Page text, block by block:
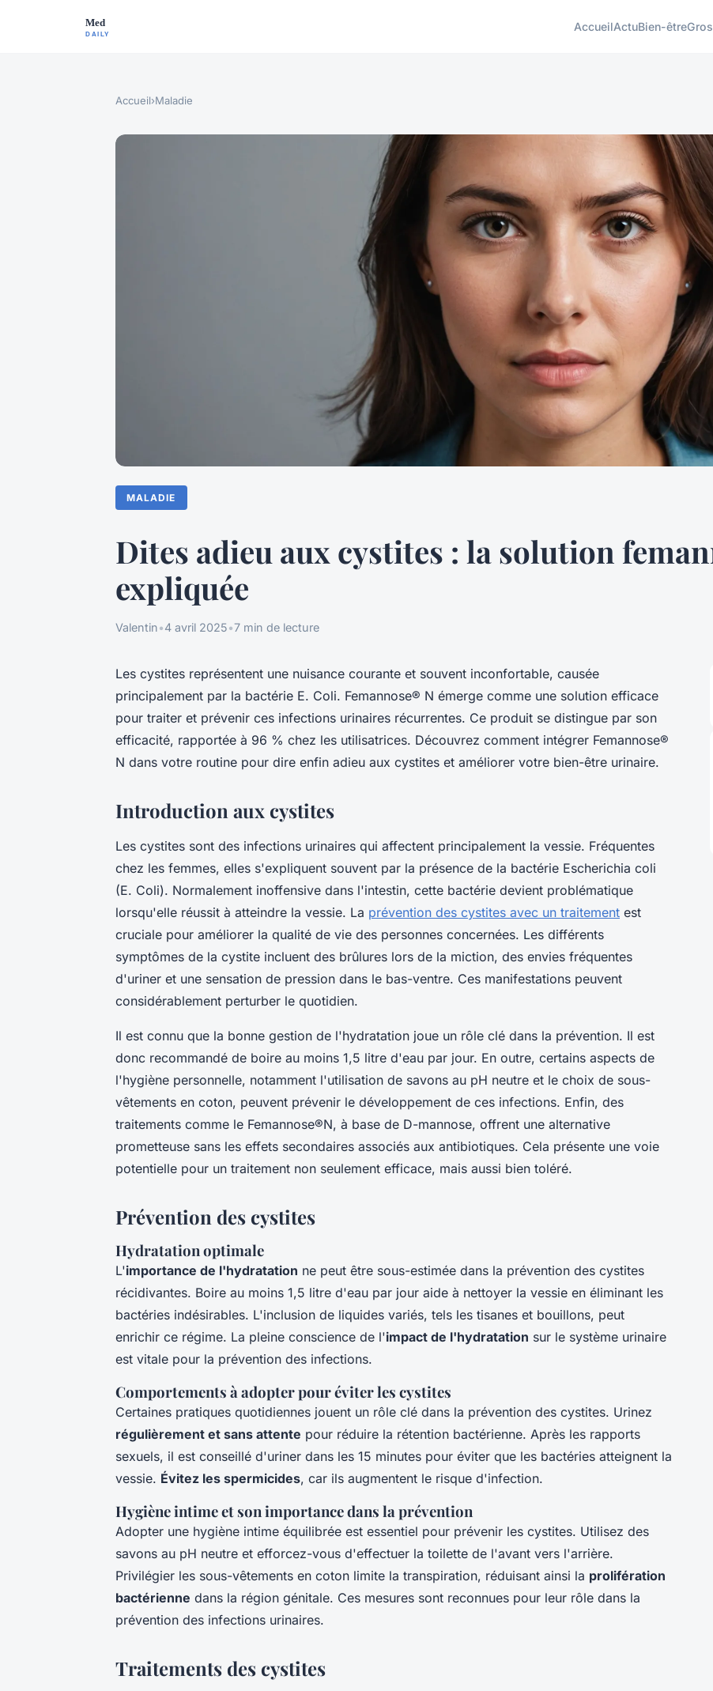
AccueilActuBien-être
Accueil›Maladie
MALADIE
Dites adieu aux cystites : la solution
expliquée
Valentin•4 avril 2025•7 min de lecture
Les cystites représentent une nuisance courante et souvent inconfortable, causée
principalement par la bactérie E. Coli. Femannose® N émerge comme une solution efficace
pour traiter et prévenir ces infections urinaires récurrentes. Ce produit se distingue par son
efficacité, rapportée à 96 % chez les utilisatrices. Découvrez comment intégrer Femannose®
N dans votre routine pour dire enfin adieu aux cystites et améliorer votre bien-être urinaire.
Introduction aux cystites
Les cystites sont des infections urinaires qui affectent principalement la vessie. Fréquentes
chez les femmes, elles s'expliquent souvent par la présence de la bactérie Escherichia coli
(E. Coli). Normalement inoffensive dans l'intestin, cette bactérie devient problématique
lorsqu'elle réussit à atteindre la vessie. La prévention des cystites avec un traitement est
cruciale pour améliorer la qualité de vie des personnes concernées. Les différents
symptômes de la cystite incluent des brûlures lors de la miction, des envies fréquentes
d'uriner et une sensation de pression dans le bas-ventre. Ces manifestations peuvent
considérablement perturber le quotidien.
Il est connu que la bonne gestion de l'hydratation joue un rôle clé dans la prévention. Il est
donc recommandé de boire au moins 1,5 litre d'eau par jour. En outre, certains aspects de
l'hygiène personnelle, notamment l'utilisation de savons au pH neutre et le choix de sous-
vêtements en coton, peuvent prévenir le développement de ces infections. Enfin, des
traitements comme le Femannose®N, à base de D-mannose, offrent une alternative
prometteuse sans les effets secondaires associés aux antibiotiques. Cela présente une voie
potentielle pour un traitement non seulement efficace, mais aussi bien toléré.
Prévention des cystites
Hydratation optimale
L'importance de l'hydratation ne peut être sous-estimée dans la prévention des cystites
récidivantes. Boire au moins 1,5 litre d'eau par jour aide à nettoyer la vessie en éliminant les
bactéries indésirables. L'inclusion de liquides variés, tels les tisanes et bouillons, peut
enrichir ce régime. La pleine conscience de l'impact de l'hydratation sur le système urinaire
est vitale pour la prévention des infections.
Comportements à adopter pour éviter les cystites
Certaines pratiques quotidiennes jouent un rôle clé dans la prévention des cystites. Urinez
régulièrement et sans attente pour réduire la rétention bactérienne. Après les rapports
sexuels, il est conseillé d'uriner dans les 15 minutes pour éviter que les bactéries atteignent la
vessie. Évitez les spermicides, car ils augmentent le risque d'infection.
Hygiène intime et son importance dans la prévention
Adopter une hygiène intime équilibrée est essentiel pour prévenir les cystites. Utilisez des
savons au pH neutre et efforcez-vous d'effectuer la toilette de l'avant vers l'arrière.
Privilégier les sous-vêtements en coton limite la transpiration, réduisant ainsi la prolifération
bactérienne dans la région génitale. Ces mesures sont reconnues pour leur rôle dans la
prévention des infections urinaires.
Traitements des cystites